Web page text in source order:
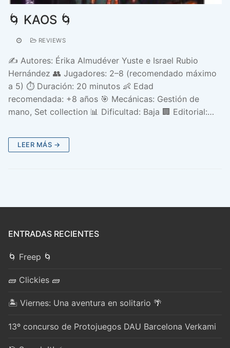
🌀 KAOS 🌀
REVIEWS
✍️ Autores: Érika Almudéver Yuste e Israel Rubio
Hernández 👥 Jugadores: 2–8 (recomendado máximo
a 5) ⏱️ Duración: 20 minutos 👶 Edad
recomendada: +8 años 🎯 Mecánicas: Gestión de
mano, Set collection 📊 Dificultad: Baja 🏢 Editorial:…
LEER MÁS →
ENTRADAS RECIENTES
🌀 Freep 🌀
🧱 Clickies 🧱
🏝️ Viernes: Una aventura en solitario 🌴
13º concurso de Protojuegos DAU Barcelona Verkami